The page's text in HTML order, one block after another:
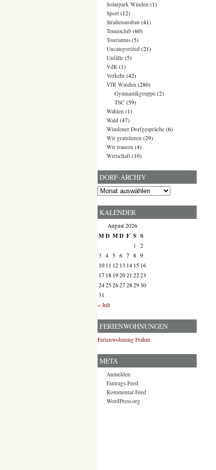
Solarpark Winden (1)
Sport (12)
Straßenausbau (41)
Tennisclub (60)
Tourismus (5)
Uncategorized (21)
Unfälle (5)
VdK (1)
Verkehr (42)
VfR Winden (280)
Gymnastikgruppe (2)
TSC (59)
Wahlen (1)
Wald (47)
Windener Dorfgespräche (6)
Wir gratulieren (29)
Wir trauern (4)
Wirtschaft (10)
DORF-ARCHIV
Dorf-
KALENDER
August 2026
MD MD F S S
1 2
3 4 5 6 7 8 9
10 11 12 13 14 15 16
17 18 192021 2223
2425 2627 28 2930
31
« Juli
FERIENWOHNUNGEN
Ferienwohnung Frahm
META
Anmelden
Eintrags-Feed
Kommentar-Feed
WordPress.org